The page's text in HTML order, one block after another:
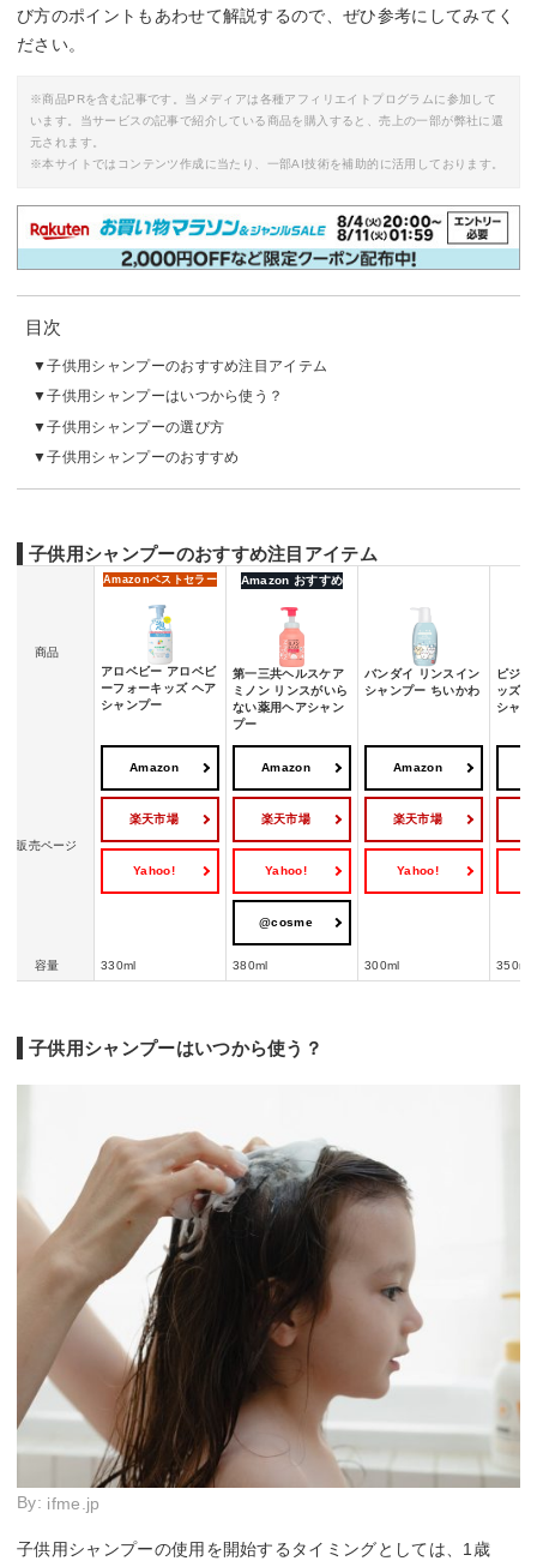
び方のポイントもあわせて解説するので、ぜひ参考にしてみてく
ださい。
※商品PRを含む記事です。当メディアは各種アフィリエイトプログラムに参加して
います。当サービスの記事で紹介している商品を購入すると、売上の一部が弊社に還
元されます。
※本サイトではコンテンツ作成に当たり、一部AI技術を補助的に活用しております。
目次
子供用シャンプーのおすすめ注目アイテム
子供用シャンプーはいつから使う？
子供用シャンプーの選び方
子供用シャンプーのおすすめ
子供用シャンプーのおすすめ注目アイテム
商品
Amazonベストセラー
アロベビー アロベビ
ーフォーキッズ ヘア
シャンプー
Amazon おすすめ
第一三共ヘルスケア
ミノン リンスがいら
ない薬用ヘアシャン
プー
バンダイ リンスイン
シャンプー ちいかわ
ピジ
ッズ
シャン
販売ページ
Amazon
楽天市場
Yahoo!
Amazon
楽天市場
Yahoo!
@cosme
Amazon
楽天市場
Yahoo!
容量 330ml 380ml 300ml 350ml
子供用シャンプーはいつから使う？
By: ifme.jp
子供用シャンプーの使用を開始するタイミングとしては、1歳